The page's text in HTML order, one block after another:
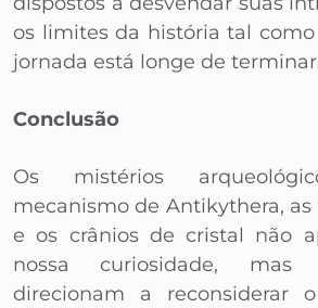
os limites da história tal
jornada está longe de
Conclusão
Os mistérios
mecanismo de Antikythera, as
e os crânios de cristal não
nossa curiosidade,
direcionam a reconsiderar